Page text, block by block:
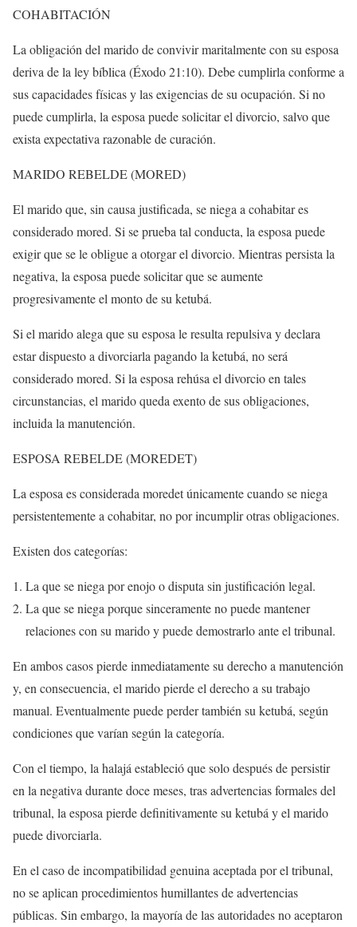
COHABITACIÓN
La obligación del marido de convivir maritalmente con su esposa
deriva de la ley bíblica (Éxodo 21:10). Debe cumplirla conforme a
sus capacidades físicas y las exigencias de su ocupación. Si no
puede cumplirla, la esposa puede solicitar el divorcio, salvo que
exista expectativa razonable de curación.
MARIDO REBELDE (MORED)
El marido que, sin causa justificada, se niega a cohabitar es
considerado mored. Si se prueba tal conducta, la esposa puede
exigir que se le obligue a otorgar el divorcio. Mientras persista la
negativa, la esposa puede solicitar que se aumente
progresivamente el monto de su ketubá.
Si el marido alega que su esposa le resulta repulsiva y declara
estar dispuesto a divorciarla pagando la ketubá, no será
considerado mored. Si la esposa rehúsa el divorcio en tales
circunstancias, el marido queda exento de sus obligaciones,
incluida la manutención.
ESPOSA REBELDE (MOREDET)
La esposa es considerada moredet únicamente cuando se niega
persistentemente a cohabitar, no por incumplir otras obligaciones.
Existen dos categorías:
La que se niega por enojo o disputa sin justificación legal.
La que se niega porque sinceramente no puede mantener
relaciones con su marido y puede demostrarlo ante el tribunal.
En ambos casos pierde inmediatamente su derecho a manutención
y, en consecuencia, el marido pierde el derecho a su trabajo
manual. Eventualmente puede perder también su ketubá, según
condiciones que varían según la categoría.
Con el tiempo, la halajá estableció que solo después de persistir
en la negativa durante doce meses, tras advertencias formales del
tribunal, la esposa pierde definitivamente su ketubá y el marido
puede divorciarla.
En el caso de incompatibilidad genuina aceptada por el tribunal,
no se aplican procedimientos humillantes de advertencias
públicas. Sin embargo, la mayoría de las autoridades no aceptaron